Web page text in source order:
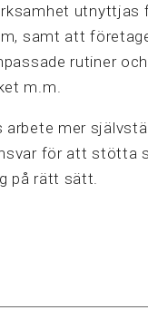
utnyttjas
samt att
rutiner
m.m.
arbete mer
för att stötta
på rätt sätt.